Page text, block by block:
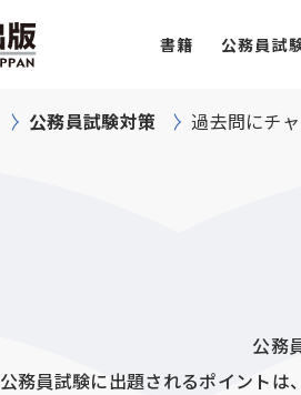
書籍 公務員試
公務員試験対策 過去問にチ
公務
公務員試験に出題されるポイントは